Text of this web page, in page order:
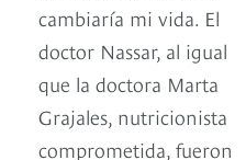
cambiaría mi vida. El
doctor Nassar, al igual
que la doctora Marta
Grajales, nutricionista
comprometida, fueron